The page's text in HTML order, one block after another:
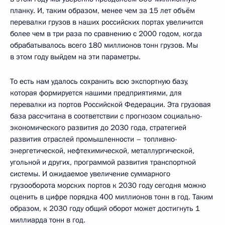
планку. И, таким образом, менее чем за 15 лет объём
перевалки грузов в наших российских портах увеличится
более чем в три раза по сравнению с 2000 годом, когда
обрабатывалось всего 180 миллионов тонн грузов. Мы
в этом году выйдем на эти параметры.
То есть нам удалось сохранить всю экспортную базу,
которая формируется нашими предприятиями, для
перевалки из портов Российской Федерации. Эта грузовая
база рассчитана в соответствии с прогнозом социально-
экономического развития до 2030 года, стратегией
развития отраслей промышленности – топливно-
энергетической, нефтехимической, металлургической,
угольной и других, программой развития транспортной
системы. И ожидаемое увеличение суммарного
грузооборота морских портов к 2030 году сегодня можно
оценить в цифре порядка 400 миллионов тонн в год. Таким
образом, к 2030 году общий оборот может достигнуть 1
миллиарда тонн в год.